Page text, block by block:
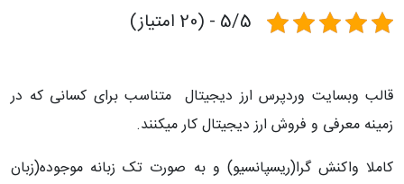
5/5 - (20 امتیاز)
قالب وبسایت وردپرس ارز دیجیتال متناسب برای کسانی که در
زمینه معرفی و فروش ارز دیجیتال کار میکنند.
کاملا واکنش گرا(ریسپانسیو) و به صورت تک زبانه موجوده(زبان